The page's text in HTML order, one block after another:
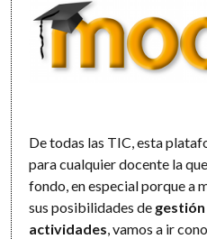
De todas las TIC, esta
para cualquier docente la
fondo, en especial porque a
sus posibilidades de
actividades , vamos a ir